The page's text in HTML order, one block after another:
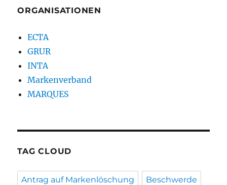
ORGANISATIONEN
ECTA
GRUR
INTA
Markenverband
MARQUES
TAG CLOUD
Antrag auf Markenlöschung Beschwerde